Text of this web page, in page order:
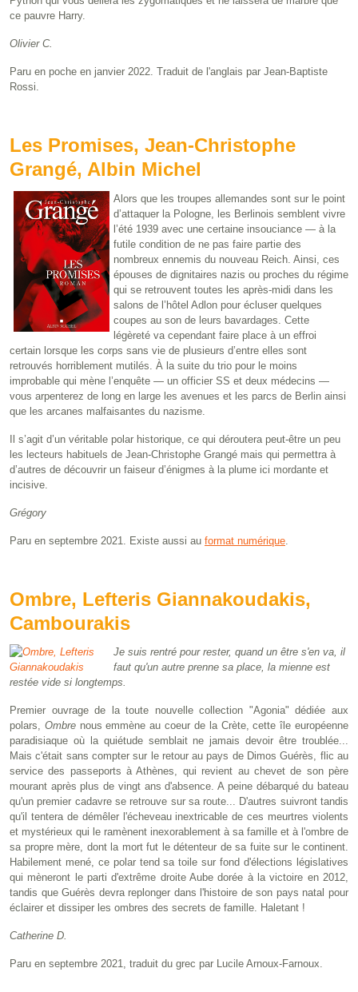
ce pauvre Harry.
Olivier C.
Paru en poche en janvier 2022. Traduit de l'anglais par Jean-Baptiste
Rossi.
Les Promises, Jean-Christophe
Grangé, Albin Michel
Alors que les troupes allemandes sont sur le point
d’attaquer la Pologne, les Berlinois semblent vivre
l’été 1939 avec une certaine insouciance — à la
futile condition de ne pas faire partie des
nombreux ennemis du nouveau Reich. Ainsi, ces
épouses de dignitaires nazis ou proches du régime
qui se retrouvent toutes les après-midi dans les
salons de l’hôtel Adlon pour écluser quelques
coupes au son de leurs bavardages. Cette
légèreté va cependant faire place à un effroi
certain lorsque les corps sans vie de plusieurs d’entre elles sont
retrouvés horriblement mutilés. À la suite du trio pour le moins
improbable qui mène l’enquête — un officier SS et deux médecins —
vous arpenterez de long en large les avenues et les parcs de Berlin ainsi
que les arcanes malfaisantes du nazisme.
Il s’agit d’un véritable polar historique, ce qui déroutera peut-être un peu
les lecteurs habituels de Jean-Christophe Grangé mais qui permettra à
d’autres de découvrir un faiseur d’énigmes à la plume ici mordante et
incisive.
Grégory
Paru en septembre 2021. Existe aussi au format numérique
Ombre, Lefteris Giannakoudakis,
Cambourakis
Je suis rentré pour rester, quand un être s'en va, il
faut qu'un autre prenne sa place, la mienne est
restée vide si longtemps.
Premier ouvrage de la toute nouvelle collection "Agonia" dédiée aux
polars, Ombrenous emmène au coeur de la Crète, cette île européenne
paradisiaque où la quiétude semblait ne jamais devoir être troublée...
Mais c'était sans compter sur le retour au pays de Dimos Guérès, flic au
service des passeports à Athènes, qui revient au chevet de son père
mourant après plus de vingt ans d'absence. A peine débarqué du bateau
qu'un premier cadavre se retrouve sur sa route... D'autres suivront tandis
qu'il tentera de démêler l'écheveau inextricable de ces meurtres violents
et mystérieux qui le ramènent inexorablement à sa famille et à l'ombre de
sa propre mère, dont la mort fut le détenteur de sa fuite sur le continent.
Habilement mené, ce polar tend sa toile sur fond d'élections législatives
qui mèneront le parti d'extrême droite Aube dorée à la victoire en 2012,
tandis que Guérès devra replonger dans l'histoire de son pays natal pour
éclairer et dissiper les ombres des secrets de famille. Haletant !
Catherine D.
Paru en septembre 2021, traduit du grec par Lucile Arnoux-Farnoux.